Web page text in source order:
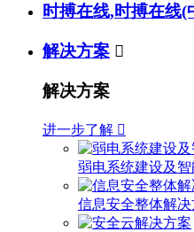
时搏在线,时搏在线(
解决方案 
解决方案
进一步了解 
弱电系统建设及
信息安全整体解决